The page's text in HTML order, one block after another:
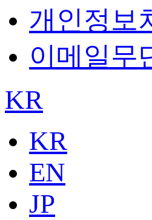
개인정보
이메일무
KR
KR
EN
JP